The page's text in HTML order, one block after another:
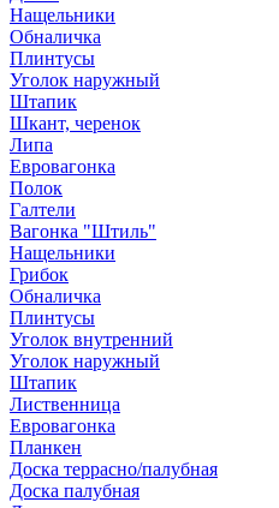
Нащельники
Обналичка
Плинтусы
Уголок наружный
Штапик
Шкант, черенок
Липа
Евровагонка
Полок
Галтели
Вагонка "Штиль"
Нащельники
Грибок
Обналичка
Плинтусы
Уголок внутренний
Уголок наружный
Штапик
Лиственница
Евровагонка
Планкен
Доска террасно/палубная
Доска палубная